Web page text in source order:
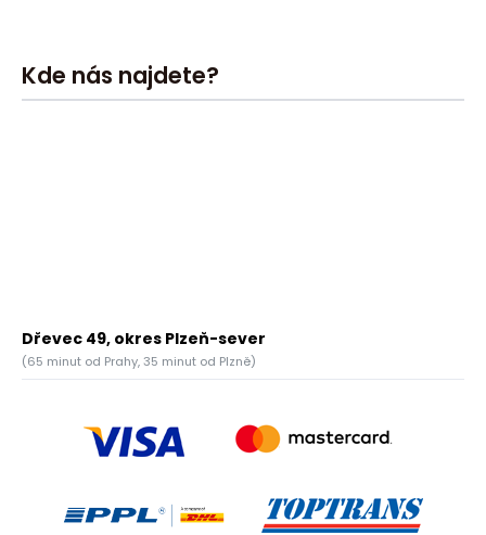
Kde nás najdete?
Dřevec 49, okres Plzeň-sever
(65 minut od Prahy, 35 minut od Plzně)